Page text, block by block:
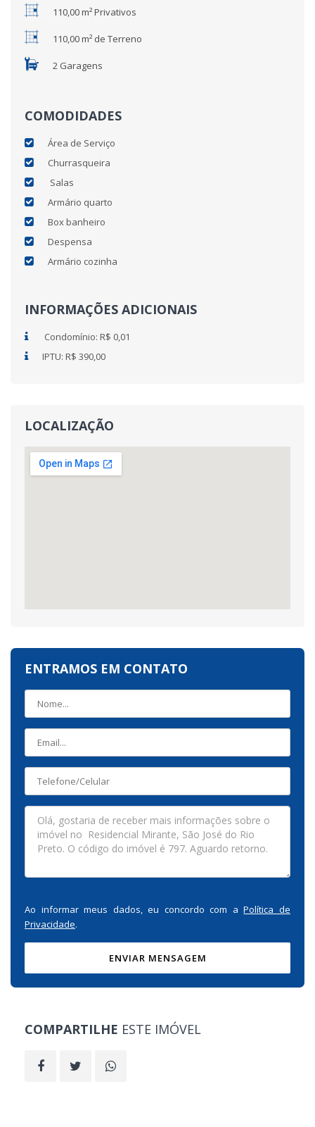
110,00 m² Privativos
110,00 m² de Terreno
2 Garagens
COMODIDADES
Área de Serviço
Churrasqueira
Salas
Armário quarto
Box banheiro
Despensa
Armário cozinha
INFORMAÇÕES ADICIONAIS
Condomínio: R$ 0,01
IPTU: R$ 390,00
LOCALIZAÇÃO
ENTRAMOS EM CONTATO
Ao informar meus dados, eu concordo com aPolítica de
Privacidade.
ENVIAR MENSAGEM
COMPARTILHE ESTE IMÓVEL